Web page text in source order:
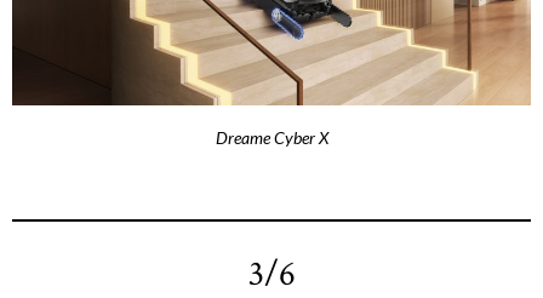
Dreame Cyber X
3/6